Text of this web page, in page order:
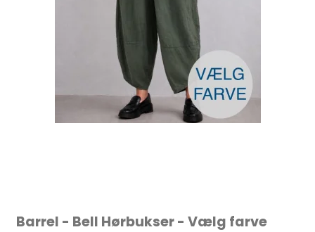
Barrel - Bell Hørbukser - Vælg farve